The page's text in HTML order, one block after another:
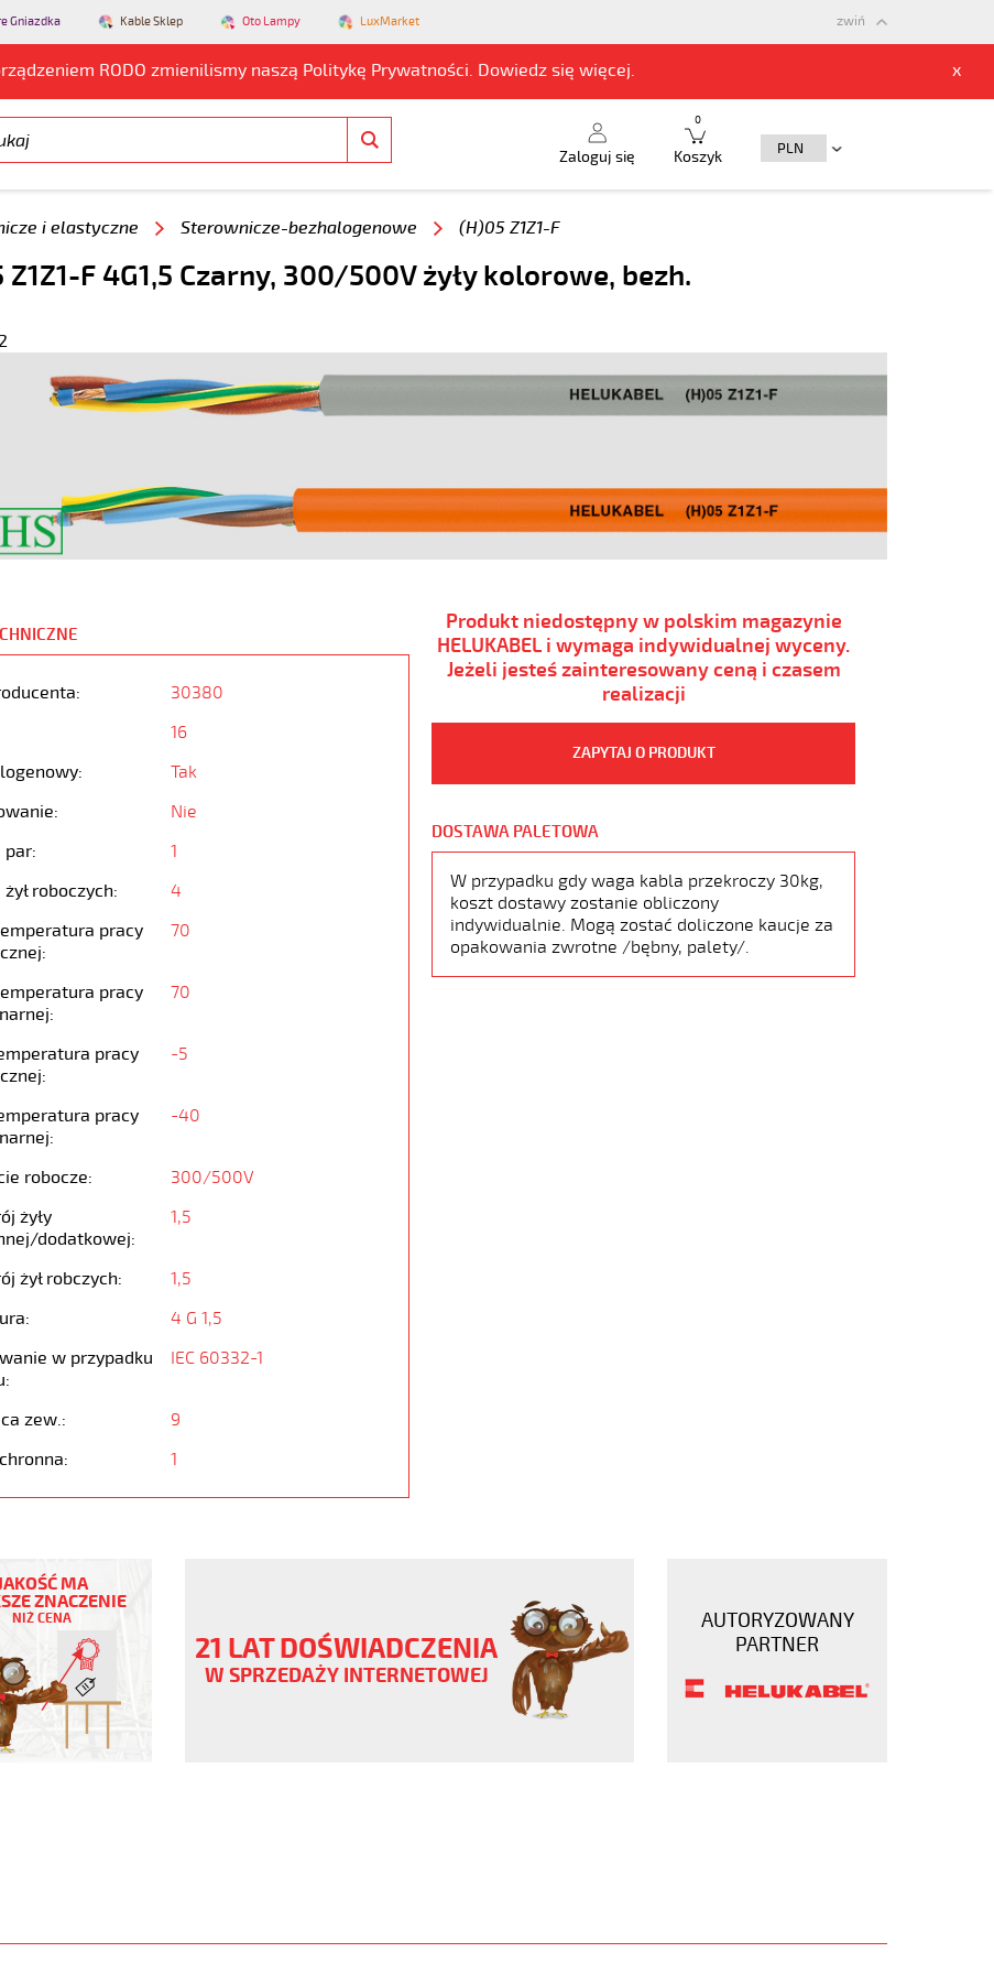
Gniazdka Kable Sklep Oto Lampy LuxMarket
RODO zmienilismy naszą Politykę Prywatności. Dowiedz się więcej. x
zwiń
Zaloguj się Koszyk
0
i elastyczne Sterownicze-bezhalogenowe (H)05 Z1Z1-F
Z1Z1-F 4G1,5 Czarny, 300/500V żyły kolorowe, bezh.
30380
16
Tak
Nie
par:
1
żył roboczych:
4
pracy
70
pracy
70
pracy
-5
pracy
-40
robocze:
300/500V
żyły
dodatkowej:
1,5
żył robczych:
1,5
4 G 1,5
w przypadku
IEC 60332-1
zew.:
9
1
Produkt niedostępny w polskim magazynie
HELUKABEL i wymaga indywidualnej wyceny.
Jeżeli jesteś zainteresowany ceną i czasem
realizacji
ZAPYTAJ O PRODUKT
DOSTAWA PALETOWA
W przypadku gdy waga kabla przekroczy 30kg,
koszt dostawy zostanie obliczony
indywidualnie. Mogą zostać doliczone kaucje za
opakowania zwrotne /bębny, palety/.
MA
ZNACZENIE
NIŻ CENA
21 LAT DOŚWIADCZENIA
W SPRZEDAŻY INTERNETOWEJ
AUTORYZOWANY
PARTNER